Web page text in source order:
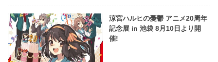
涼宮ハルヒの憂鬱 アニメ20周年
記念展 in 池袋 8月10日より開
催!